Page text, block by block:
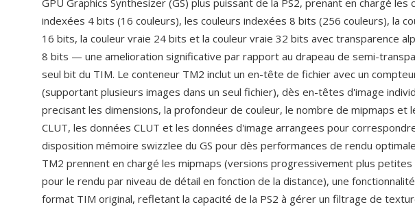
GPU Graphics Synthesizer (GS) plus puissant de la PS2, prenant en chargé les
indexées 4 bits (16 couleurs), les couleurs indexées 8 bits (256 couleurs), la
16 bits, la couleur vraie 24 bits et la couleur vraie 32 bits avec transparence
8 bits — une amelioration significative par rapport au drapeau de semi-
seul bit du TIM. Le conteneur TM2 inclut un en-tête de fichier avec un
(supportant plusieurs images dans un seul fichier), dès en-têtes d'image
precisant les dimensions, la profondeur de couleur, le nombre de mipmaps et
CLUT, les données CLUT et les données d'image arrangees pour
disposition mémoire swizzlee du GS pour dès performances de rendu
TM2 prennent en chargé les mipmaps (versions progressivement plus
pour le rendu par niveau de détail en fonction de la distance), une
format TIM original, refletant la capacité de la PS2 à gérer un filtrage de